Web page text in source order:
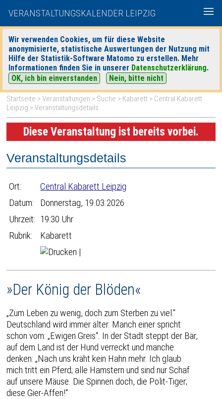
VERANSTALTUNGSKALENDER LEIPZIG
Wir verwenden Cookies, um für diese Website
anonymisierte, statistische Auswertungen der Nutzung mit
Hilfe der Statistik-Software Matomo zu erstellen. Mehr
Informationen finden Sie in unserer Datenschutzerklärung.
OK, ich bin einverstanden
Nein, bitte nicht
heute|morgen| Detaillierte Suche
Startseite >Veranstaltungen > Suche > Kabarett > Central Kabarett
Leipzig > Veranstaltungsdetails
Diese Veranstaltung ist bereits vorbei.
Veranstaltungsdetails
Ort:
Central Kabarett Leipzig
Datum:
Donnerstag, 19.03.2026
Uhrzeit: 19:30 Uhr
Rubrik:
Kabarett
|
»Der König der Blöden«
„Zum Leben zu wenig, doch zum Sterben zu viel.“
Deutschland wird immer älter. Manch einer spricht
schon vom: „Ewigen Greis“. In der Stadt steppt der Bär,
auf dem Land ist der Hund verreckt und manche
denken: „Nach uns kräht kein Hahn mehr. Ich glaub
mich tritt ein Pferd; alle Hamstern und sind nur Schaf
auf unsere Mäuse. Die Spinnen doch, die Polit-Tiger;
diese Gier-Affen!“